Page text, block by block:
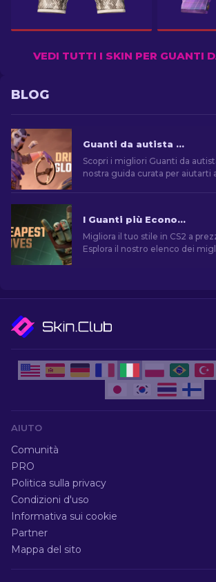
VEDI TUTTI I SKIN PER GUANTI
BLOG
Guanti da autista su CS2: Le skin migliori
Scopri i migliori Guanti da
nostra guida curata per aiutarti
I Guanti più Economici in CS2: La Collezione Definitiva [2026]
Migliora il tuo stile in CS2 a
Esplora il nostro elenco dei
AIUTO
Comunità
PRO
Politica sulla privacy
Condizioni d'uso
Informativa sui cookie
Partner
Mappa del sito